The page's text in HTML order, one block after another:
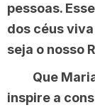
pessoas.
dos céus
seja o nosso
Que Maria
inspire a